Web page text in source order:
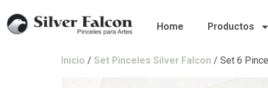
Home Productos
Inicio / Set Pinceles Silver Falcon / Set 6